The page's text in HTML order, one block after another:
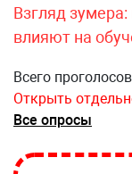
Взгляд
влияют на
Всего
Открыть
Все опросы